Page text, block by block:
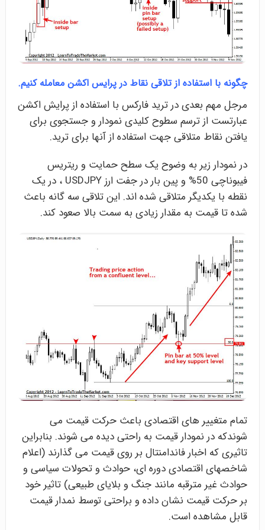
چگونه با استفاده از تلاقی نقاط در پرایس اکشن معامله کنیم.
مرجل مهم بعدی در ترید فارکس با استفاده از پرایش اکشن
عبارتست از ترسم سطوح کلیدی نمودار و جستجوی برای
یافتن نقاط متلاقی جهت استفاده از آنها برای ترید.
در نمودار زیر به وضوح یک سطح حمایت و ریتریس
فیبوناچی 50% و پین بار در جفت ارز USDJPY ، در یک
نقطه با یکدیگر متلاقی شده اند. این تلاقی سه گانه باعث
شده تا قیمت به مقدار زیادی به سمت بالا صعود کند.
تمام متغییر های اقتصادی باعث حرکت قیمت می
شوندکه در نمودار قیمت به راحتی دیده می شوند. بنابراین
تاثیری که اخبار فاندامنتال بر روی قیمت می گذارند (اعلام
شاخصهای اقتصادی دوره ای، حوادث و تحولات سیاسی و
حوادث غیر مترقبه مانند جنگ و بلایای طبیعی) تاثیر خود
بر حرکت قیمت نشان داده و براحتی توسط نمدار قیمت
قابل مشاهده است.